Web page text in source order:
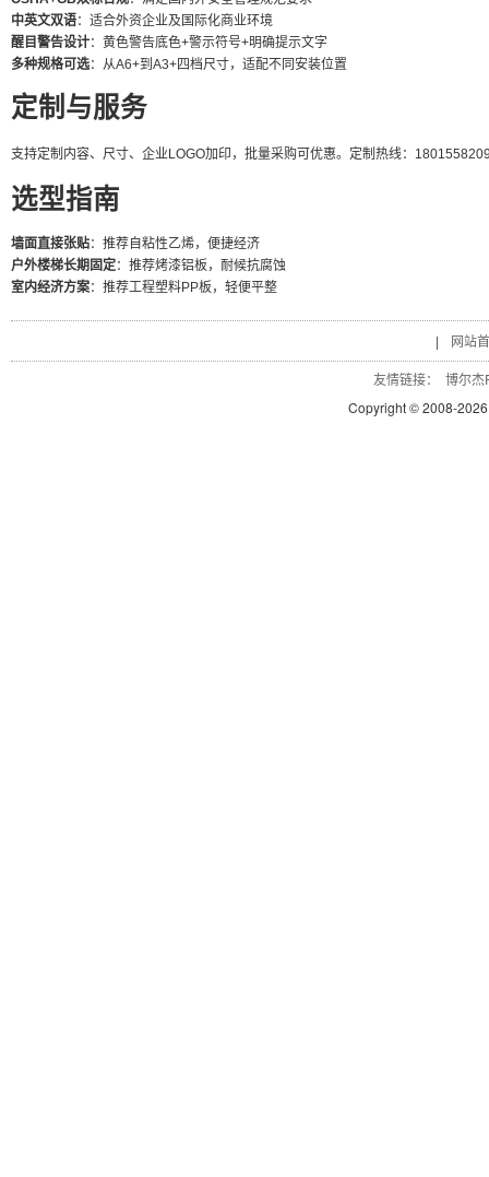
中英文双语：适合外资企业及国际化商业环境
醒目警告设计：黄色警告底色+警示符号+明确提示文字
多种规格可选：从A6+到A3+四档尺寸，适配不同安装位置
定制与服务
支持定制内容、尺寸、企业LOGO加印，批量采购可优惠。定制热线：
选型指南
墙面直接张贴：推荐自粘性乙烯，便捷经济
户外楼梯长期固定：推荐烤漆铝板，耐候抗腐蚀
室内经济方案：推荐工程塑料PP板，轻便平整
| 网站
友情链接：
博尔杰
Copyright © 2008-2026